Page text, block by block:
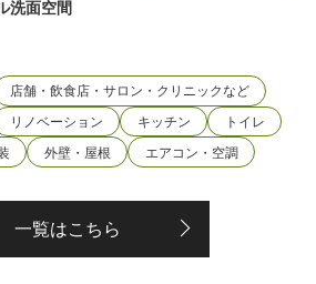
洗面空間
店舗・飲食店・サロン・クリニックなど
リノベーション キッチン
トイレ
外壁・屋根 エアコン・空調
一覧はこちら